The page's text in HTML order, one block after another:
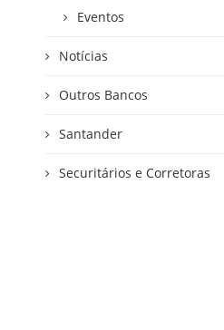
Eventos
Notícias
Outros Bancos
Santander
Securitários e Corretoras